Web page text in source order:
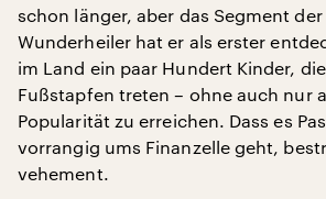
schon länger, aber das Segment
Wunderheiler hat er als erster
im Land ein paar Hundert Kinder,
Fußstapfen treten – ohne auch nur
Popularität zu erreichen. Dass es
vorrangig ums Finanzelle geht,
vehement.